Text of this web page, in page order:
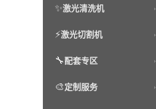
✨激光清洗机 ›
⚡激光切割机 ›
🔧配套专区 ›
🎨定制服务 ›